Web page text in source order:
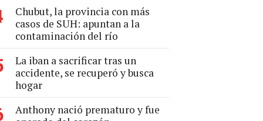
Chubut, la provincia con más
casos de SUH: apuntan a la
contaminación del río
La iban a sacrificar tras un
accidente, se recuperó y busca
hogar
Anthony nació prematuro y fue